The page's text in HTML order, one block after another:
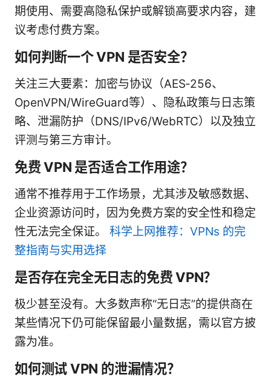
期使用、需要高隐私保护或解锁高要求内容，建
议考虑付费方案。
如何判断一个 VPN 是否安全？
关注三大要素：加密与协议（AES‑256、
OpenVPN/WireGuard等）、隐私政策与日志策
略、泄漏防护（DNS/IPv6/WebRTC）以及独立
评测与第三方审计。
免费 VPN 是否适合工作用途？
通常不推荐用于工作场景，尤其涉及敏感数据、
企业资源访问时，因为免费方案的安全性和稳定
性无法完全保证。 科学上网推荐：VPNs 的完
整指南与实用选择
是否存在完全无日志的免费 VPN？
极少甚至没有。大多数声称“无日志”的提供商在
某些情况下仍可能保留最小量数据，需以官方披
露为准。
如何测试 VPN 的泄漏情况？